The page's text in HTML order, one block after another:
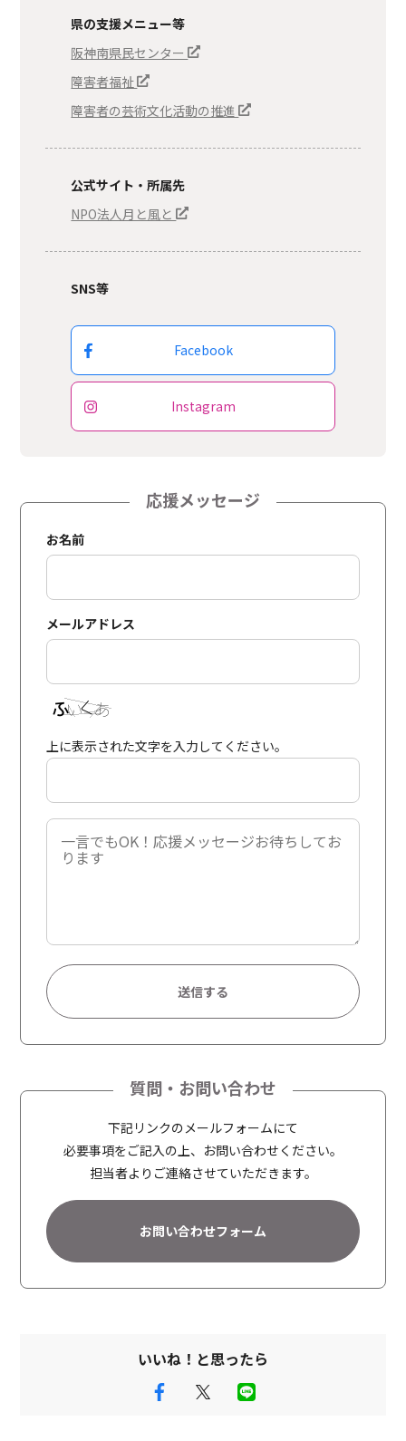
県の支援メニュー等
阪神南県民センター
障害者福祉
障害者の芸術文化活動の推進
公式サイト・所属先
NPO法人月と風と
SNS等
Facebook
Instagram
応援メッセージ
お名前
メールアドレス
上に表示された文字を入力してください。
i
v
e
質問・お問い合わせ
下記リンクのメールフォームにて
必要事項をご記入の上、お問い合わせください。
担当者よりご連絡させていただきます。
お問い合わせフォーム
いいね！と思ったら